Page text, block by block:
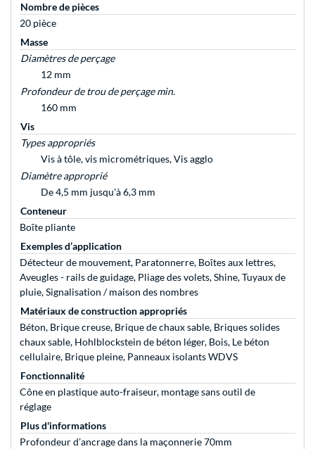
Nombre de pièces
20 pièce
Masse
Diamètres de perçage
12 mm
Profondeur de trou de perçage min.
160 mm
Vis
Types appropriés
Vis à tôle, vis micrométriques, Vis agglo
Diamètre approprié
De 4,5 mm jusqu'à 6,3 mm
Conteneur
Boîte pliante
Exemples d’application
Détecteur de mouvement, Paratonnerre, Boîtes aux lettres,
Aveugles - rails de guidage, Pliage des volets, Shine, Tuyaux de
pluie, Signalisation / maison des nombres
Matériaux de construction appropriés
Béton, Brique creuse, Brique de chaux sable, Briques solides
chaux sable, Hohlblockstein de béton léger, Bois, Le béton
cellulaire, Brique pleine, Panneaux isolants WDVS
Fonctionnalité
Cône en plastique auto-fraiseur, montage sans outil de
réglage
Plus d'informations
Profondeur d’ancrage dans la maçonnerie 70mm